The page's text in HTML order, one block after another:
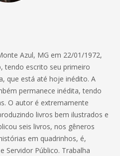
Azul, MG em 22/01/1972,
tendo escrito seu primeiro
que está até hoje inédito. A
permanece inédita, tendo
O autor é extremamente
livros bem ilustrados e
seis livros, nos gêneros
em quadrinhos, é,
Servidor Público. Trabalha